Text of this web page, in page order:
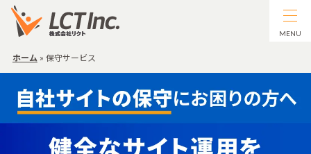
MENU
ホーム » 保守サービス